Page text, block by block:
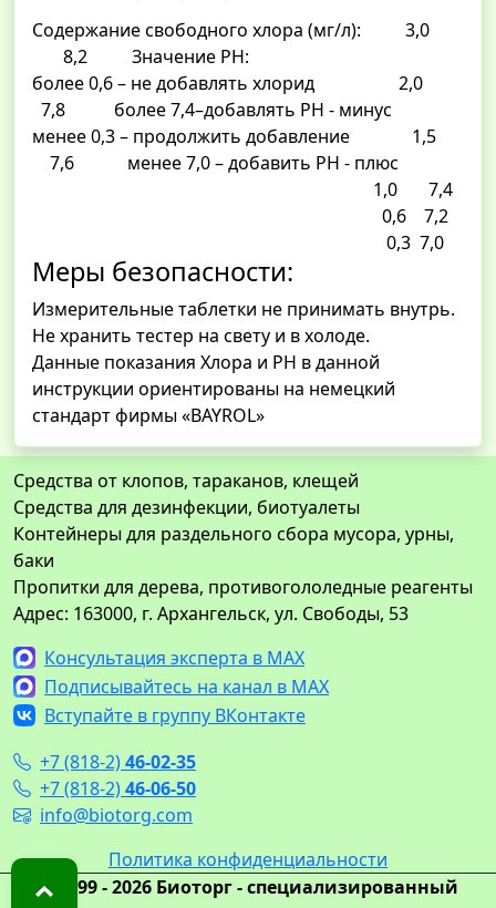
Содержание свободного хлора (мг/л): 3,0
8,2 Значение РН:
более 0,6 – не добавлять хлорид 2,0
7,8 более 7,4–добавлять РН - минус
менее 0,3 – продолжить добавление 1,5
7,6 менее 7,0 – добавить РН - плюс
1,0 7,4
0,6 7,2
0,3 7,0
Меры безопасности:
Измерительные таблетки не принимать внутрь.
Не хранить тестер на свету и в холоде.
Данные показания Хлора и РН в данной
инструкции ориентированы на немецкий
стандарт фирмы «BAYROL»
Средства от клопов, тараканов, клещей
Средства для дезинфекции, биотуалеты
Контейнеры для раздельного сбора мусора, урны,
баки
Пропитки для дерева, противогололедные реагенты
Адрес: 163000, г. Архангельск, ул. Свободы, 53
Консультация эксперта в MAX
Подписывайтесь на канал в MAX
Вступайте в группу ВКонтакте
+7 (818-2)46-02-35
+7 (818-2)46-06-50
info@biotorg.com
Политика конфиденциальности
© 1999 - 2026 Биоторг - специализированный